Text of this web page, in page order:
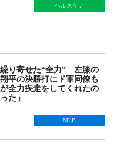
ヘルスケア
り寄せた“全力” 左膝の
平の決勝打にド軍同僚も
全力疾走をしてくれたの
た」
MLB